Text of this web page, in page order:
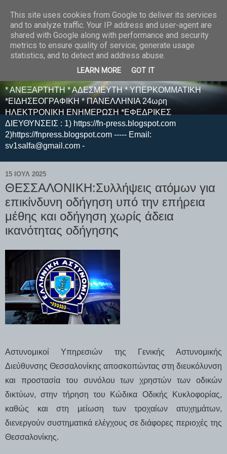
E F E N P R E S S -
ΗΛΕΚΤΡΟΝΙΚΗ
ΕΦΗΜΕΡΙΔΑ
* ΑΝΕΞΑΡΤΗΤΗ * ΑΔΕΣΜΕΥΤΗ * ΥΠΕΡΚΟΜΜΑΤΙΚΗ
*ΕΙΔΗΣΕΟΓΡΑΦΙΚΗ * ΠΑΝΕΛΛΗΝΙΑ 24ωρη
ΗΛΕΚΤΡΟΝΙΚΗ ΕΝΗΜΕΡΩΣΗ *ΕΦΕΔΡΙΚΕΣ
ΔΙΕΥΘΥΝΣΕΙΣ : 1) https://fn-press.blogspot.com
2)https://fnpress.blogspot.com ----- Email:
sv1salfa@gmail.com -
15 ΙΟΥΛ 2025
ΘΕΣΣΑΛΟΝΙΚΗ:Συλλήψεις ατόμων για
επικίνδυνη οδήγηση υπό την επήρεια
μέθης και οδήγηση χωρίς άδεια
ικανότητας οδήγησης
Αστυνομικοί Υπηρεσιών της Γενικής Αστυνομικής
Διεύθυνσης Θεσσαλονίκης αποσκοπώντας στη διευκόλυνση
και προστασία του συνόλου των χρηστών των οδικών
δικτύων, στην τήρηση του Κώδικα Οδικής Κυκλοφορίας,
καθώς και στη μείωση των τροχαίων ατυχημάτων,
διενεργούν συστηματικά ελέγχους σε διάφορες περιοχές της
Θεσσαλονίκης.
This site uses cookies from Google to deliver its services
and to analyze traffic. Your IP address and user-agent are
shared with Google along with performance and security
metrics to ensure quality of service, generate usage
statistics, and to detect and address abuse.
LEARN MORE GOT IT